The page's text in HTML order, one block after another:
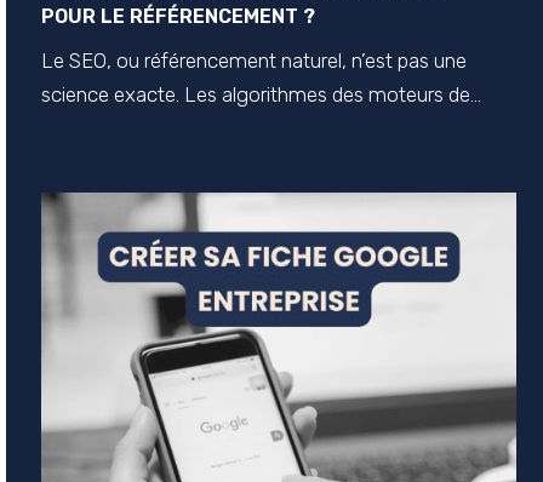
POUR LE RÉFÉRENCEMENT ?
Le SEO, ou référencement naturel, n’est pas une
science exacte. Les algorithmes des moteurs de...